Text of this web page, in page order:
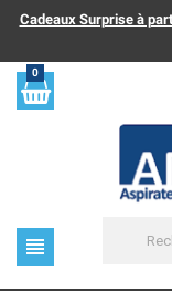
Cadeaux Surprise à
0
view_headline